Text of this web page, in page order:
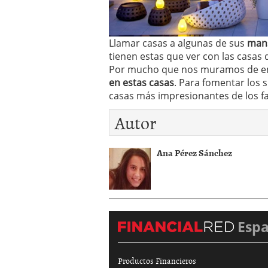
Llamar casas a algunas de sus
tienen estas que ver con las
Por mucho que nos muramos de
en estas casas. Para fomentar los
casas más impresionantes de los
Autor
Ana Pérez Sánchez
Productos Financieros